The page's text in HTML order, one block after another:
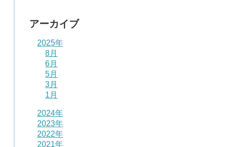
アーカイブ
2025年
8月
6月
5月
3月
1月
2024年
2023年
2022年
2021年